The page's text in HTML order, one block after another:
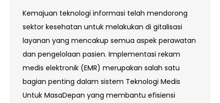
Kemajuan teknologi informasi telah mendorong
sektor kesehatan untuk melakukan di gitalisasi
layanan yang mencakup semua aspek perawatan
dan pengelolaan pasien. Implementasi rekam
medis elektronik (EMR) merupakan salah satu
bagian penting dalam sistem Teknologi Medis
Untuk MasaDepan yang membantu efisiensi